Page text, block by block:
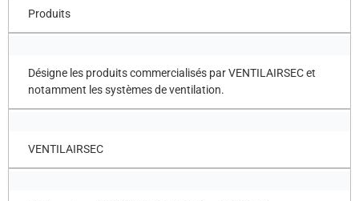
Produits
Désigne les produits commercialisés par VENTILAIRSEC et
notamment les systèmes de ventilation.
VENTILAIRSEC